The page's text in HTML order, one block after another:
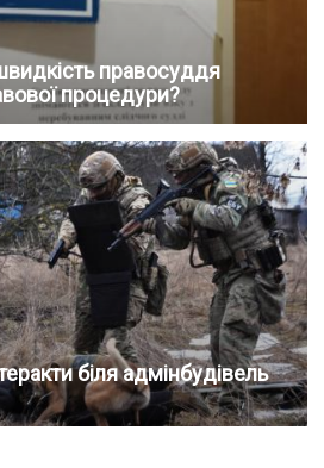
правосуддя
процедури?
біля адмінбудівель